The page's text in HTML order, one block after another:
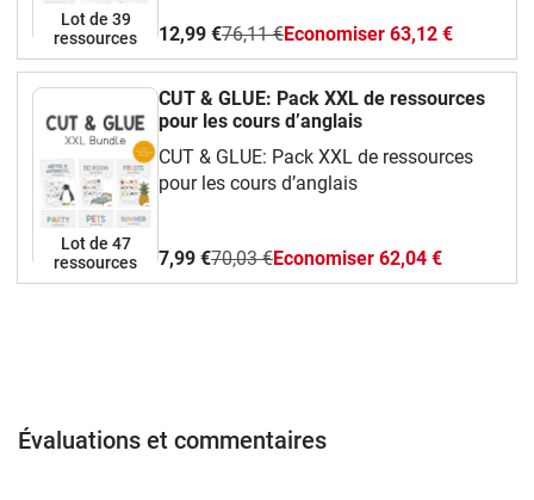
Lot de 39
ressources
utiliser en classe d’anglais.Tu y
trouveras :Des cartes de vocabulaire
illustrées (flashcards) pour apprendre les
mots essentiels,Des jeux amusants :
Who has…?,Des fiches d’activités
différenciées, pour tous les niveaux,Des
découper pour des activités manuelles et
créatives.Ce pack permet de travailler :Le
de l’Éducation nationale.Tous les
12,99 €76,11 €Economiser 63,12 €
Lot de 47
ressources
CUT & GLUE: Pack XXL de ressources
pour les cours d’anglais
CUT & GLUE: Pack XXL de ressources
pour les cours d’anglais
7,99 €70,03 €Economiser 62,04 €
Évaluations et commentaires